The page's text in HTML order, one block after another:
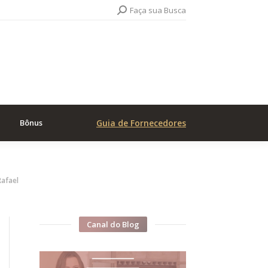
Search:Faça sua Busca
Bônus Guia de Fornecedores
Canal do Blog